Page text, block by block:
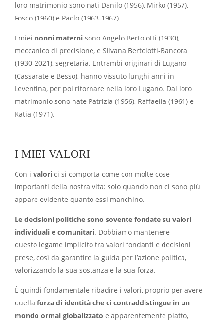
loro matrimonio sono nati Danilo (1956), Mirko (1957),
Fosco (1960) e Paolo (1963-1967).
I miei nonni materni sono Angelo Bertolotti (1930),
meccanico di precisione, e Silvana Bertolotti-Bancora
(1930-2021), segretaria. Entrambi originari di Lugano
(Cassarate e Besso), hanno vissuto lunghi anni in
Leventina, per poi ritornare nella loro Lugano. Dal loro
matrimonio sono nate Patrizia (1956), Raffaella (1961) e
Katia (1971).
I MIEI VALORI
Con i valori ci si comporta come con molte cose
importanti della nostra vita: solo quando non ci sono più
appare evidente quanto essi manchino.
Le decisioni politiche sono sovente fondate su valori
individuali e comunitari. Dobbiamo mantenere
questo legame implicito tra valori fondanti e decisioni
prese, così da garantire la guida per l’azione politica,
valorizzando la sua sostanza e la sua forza.
È quindi fondamentale ribadire i valori, proprio per avere
quella forza di identità che ci contraddistingue in un
mondo ormai globalizzato e apparentemente piatto,